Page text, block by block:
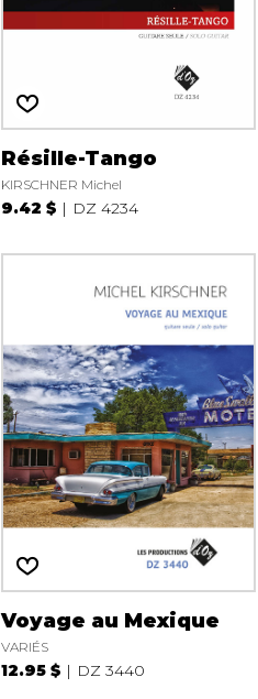
Résille-Tango
KIRSCHNER Michel
9.42 $ DZ 4234
Voyage au Mexique
VARIÉS
12.95 $ DZ 3440